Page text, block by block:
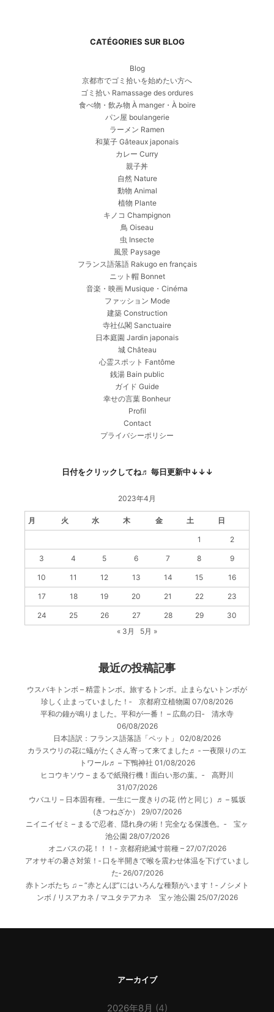
CATÉGORIES SUR BLOG
Blog
京都市でゴミ拾いを始めたい方へ
ゴミ拾い Ramassage des ordures
食べ物・飲み物 À manger・À boire
パン屋 boulangerie
ラーメン Ramen
和菓子 Gâteaux japonais
カレー Curry
親子丼
自然 Nature
動物 Animal
植物 Plante
キノコ Champignon
鳥 Oiseau
虫 Insecte
風景 Paysage
フランス語落語 Rakugo en français
ニット帽 Bonnet
音楽・映画 Musique・Cinéma
ファッション Mode
建築 Construction
寺社仏閣 Sanctuaire
日本庭園 Jardin japonais
城 Château
心霊スポット Fantôme
銭湯 Bain public
ガイド Guide
幸せの言葉 Bonheur
Profil
Contact
プライバシーポリシー
日付をクリックしてね♬ 毎日更新中↓↓↓
2023年4月
月 火 水 木 金 土 日
1 2
3 4 5 6 7 8 9
10 11 12 13 14 15 16
17 18 19 20 21 22 23
24 25 26 27 28 29
30
« 3月
5月 »
最近の投稿記事
ウスバキトンボ – 精霊トンボ。旅するトンボ。止まらないトンボが
珍しく止まっていました！‐ 京都府立植物園 07/08/2026
平和の鐘が鳴りました。平和が一番！ – 広島の日‐ 清水寺
06/08/2026
日本語訳：フランス語落語「ペット」
02/08/2026
カラスウリの花に蟻がたくさん寄って来てました♬ ‐ 一夜限りのエ
トワール♬ – 下鴨神社 01/08/2026
ヒコウキソウ – まるで紙飛行機！面白い形の葉。‐ 高野川
31/07/2026
ウバユリ – 日本固有種。一生に一度きりの花 (竹と同じ）♬ – 狐坂
(きつねざか）
29/07/2026
ニイニイゼミ – まるで忍者、隠れ身の術！完全なる保護色。‐ 宝ヶ
池公園 28/07/2026
オニバスの花！！！- 京都府絶滅寸前種 – 27/07/2026
アオサギの暑さ対策！‐ 口を半開きで喉を震わせ体温を下げていまし
た‐ 26/07/2026
赤トンボたち ♫ – “赤とんぼ”にはいろんな種類がいます！‐ ノシメト
ンボ / リスアカネ / マユタテアカネ 宝ヶ池公園 25/07/2026
アーカイブ
2026年8月 (4)